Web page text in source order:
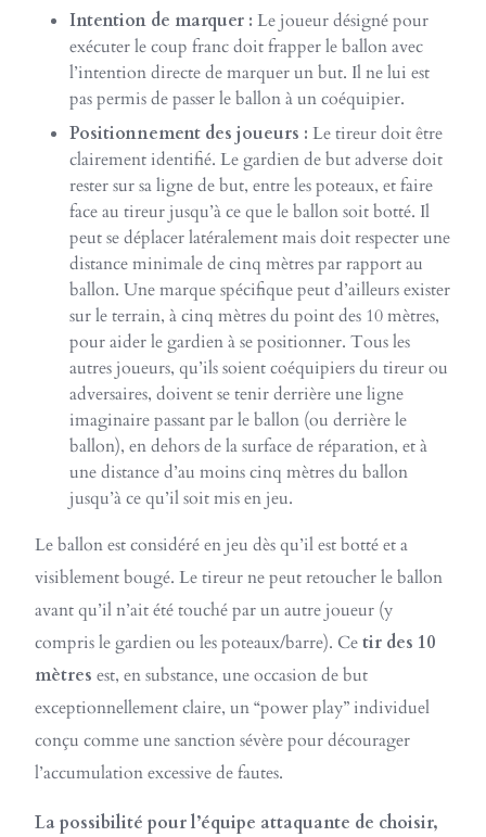
Intention de marquer : Le joueur désigné pour
exécuter le coup franc doit frapper le ballon avec
l’intention directe de marquer un but. Il ne lui est
pas permis de passer le ballon à un coéquipier.
Positionnement des joueurs : Le tireur doit être
clairement identifié. Le gardien de but adverse doit
rester sur sa ligne de but, entre les poteaux, et faire
face au tireur jusqu’à ce que le ballon soit botté. Il
peut se déplacer latéralement mais doit respecter une
distance minimale de cinq mètres par rapport au
ballon. Une marque spécifique peut d’ailleurs exister
sur le terrain, à cinq mètres du point des 10 mètres,
pour aider le gardien à se positionner. Tous les
autres joueurs, qu’ils soient coéquipiers du tireur ou
adversaires, doivent se tenir derrière une ligne
imaginaire passant par le ballon (ou derrière le
ballon), en dehors de la surface de réparation, et à
une distance d’au moins cinq mètres du ballon
jusqu’à ce qu’il soit mis en jeu.
Le ballon est considéré en jeu dès qu’il est botté et a
visiblement bougé. Le tireur ne peut retoucher le ballon
avant qu’il n’ait été touché par un autre joueur (y
compris le gardien ou les poteaux/barre). Cetir des 10
mètres est, en substance, une occasion de but
exceptionnellement claire, un “power play” individuel
conçu comme une sanction sévère pour décourager
l’accumulation excessive de fautes.
La possibilité pour l’équipe attaquante de choisir,